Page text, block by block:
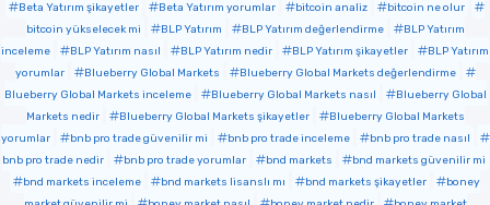
Beta Yatırım şikayetler
Beta Yatırım yorumlar bitcoin analiz
bitcoin ne olur
bitcoin yükselecek mi
BLP Yatırım BLP Yatırım değerlendirme
BLP Yatırım
inceleme
BLP Yatırım nasıl BLP Yatırım nedir BLP Yatırım şikayetler
BLP Yatırım
yorumlar
Blueberry Global Markets
Blueberry Global Markets değerlendirme
Blueberry Global Markets inceleme
Blueberry Global Markets nasıl
Blueberry Global
Markets nedir
Blueberry Global Markets şikayetler
Blueberry Global Markets
yorumlar
bnb pro trade güvenilir mi bnb pro trade inceleme
bnb pro trade nasıl
bnb pro trade nedir
bnb pro trade yorumlar bnd markets
bnd markets güvenilir mi
bnd markets inceleme
bnd markets lisanslı mı bnd markets şikayetler
boney